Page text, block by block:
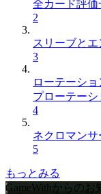
全カード評価
2
スリーブと
3
ローテーシ
プローテーシ
4
ネクロマン
5
もっとみる
GameWithからのお